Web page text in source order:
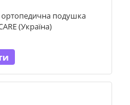
ортопедична подушка
(Україна)